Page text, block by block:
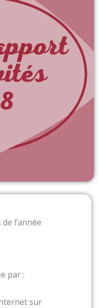
l’année
par :
sur